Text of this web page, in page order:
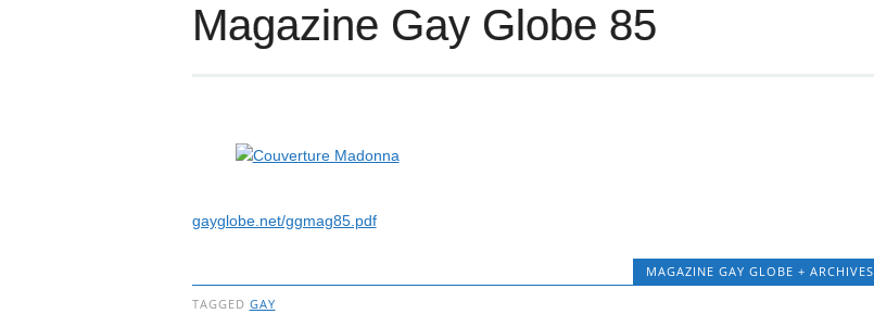
Magazine Gay Globe 85
gayglobe.net/ggmag85.pdf
MAGAZINE GAY GLOBE + ARCHIVES
TAGGED GAY